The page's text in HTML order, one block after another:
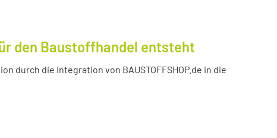
den Baustoffhandel entsteht
durch die Integration von BAUSTOFFSHOP.de in die